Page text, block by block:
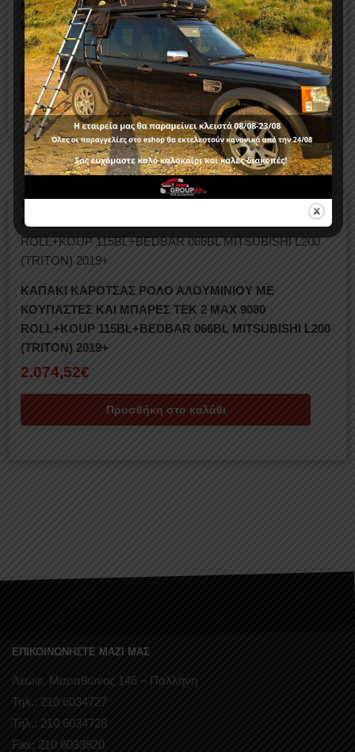
ROLL+RB 416BL+APS 96BL+KOUP 70BL MITSUBISHI
L200 (TRITON) 2019+
2.340,50€ 2.179,30 €
Προσθήκη στο καλάθι
ΚΑΠΑΚΙ ΚΑΡΟΤΣΑΣ ΡΟΛΟ ΑΛΟΥΜΙΝΙΟΥ ΜΕ
ΚΟΥΠΑΣΤΕΣ ΚΑΙ ΜΠΑΡΕΣ TEK 2 MAX 9080
ROLL+KOUP 115BL+BEDBAR 066BL MITSUBISHI L200
(TRITON) 2019+
2.074,52€
Προσθήκη στο καλάθι
ΕΠΙΚΟΙΝΩΝΗΣΤΕ ΜΑΖΙ ΜΑΣ
Λεωφ. Μαραθώνος 146 – Παλλήνη
Τηλ.: 210 6034727
Τηλ.: 210 6034728
Fax: 210 6033920